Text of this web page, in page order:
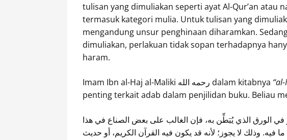
tulisan yang dimuliakan seperti ayat Al-Qur’an atau
termasuk kategori mulia. Untuk tulisan yang
mengandung unsur penghinaan diharamkan.
dimuliakan, perlakuan tidak sopan terhadapnya
haram.
Imam Ibn al-Haj al-Maliki رحمه الله dalam kitabnya
penting terkait adab dalam penjilidan buku. Beliau
في الورق الذي يُبَطِّن به، فإن الغالب على بعض الصناع في هذا
فيه. وذلك لا يجوز؛ لأنه قد يكون فيه القرآن الكريم، أو حديث